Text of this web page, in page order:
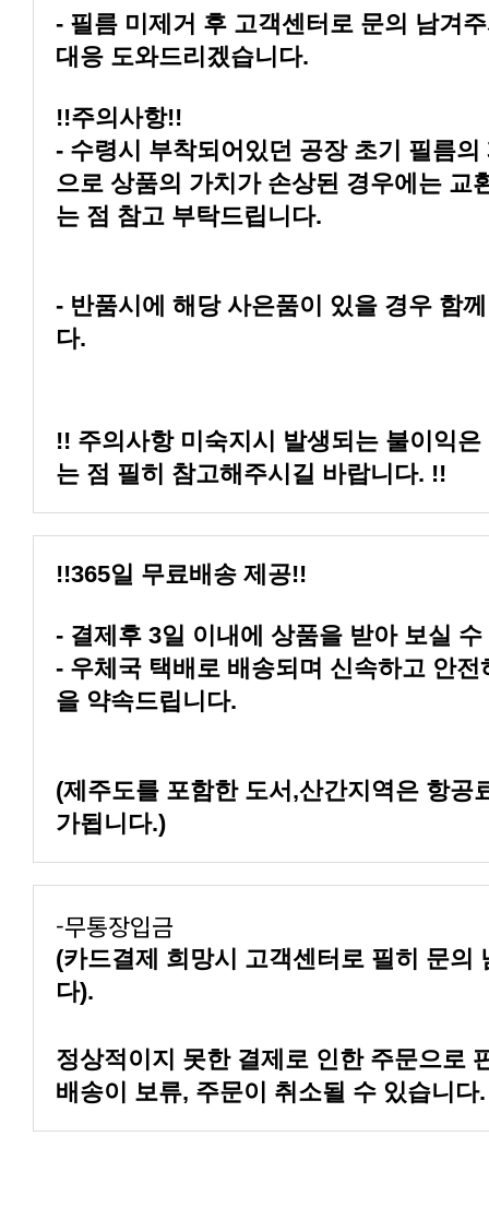
대응 도와드리겠습니다.
!!주의사항!!
는 점 참고 부탁드립니다.
다.
는 점 필히 참고해주시길 바랍니다. !!
!!365일 무료배송 제공!!
- 결제후 3일 이내에 상품을 받아 보실
을 약속드립니다.
가됩니다.)
-무통장입금
다).
배송이 보류, 주문이 취소될 수 있습니다.